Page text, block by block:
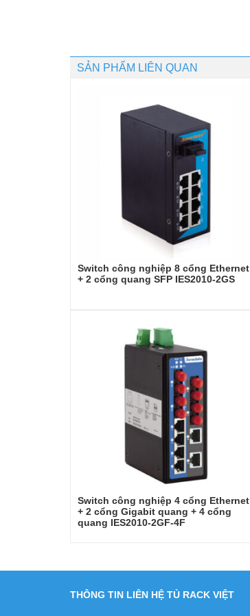
SẢN PHẨM LIÊN QUAN
Switch công nghiệp 8 cổng Ethernet
+ 2 cổng quang SFP IES2010-2GS
Switch công nghiệp 4 cổng Ethernet
+ 2 cổng Gigabit quang + 4 cổng
quang IES2010-2GF-4F
THÔNG TIN LIÊN HỆ TỦ RACK VIỆT